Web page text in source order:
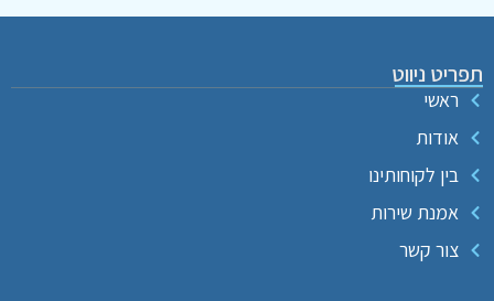
תפריט ניווט
ראשי
אודות
בין לקוחותינו
אמנת שירות
צור קשר